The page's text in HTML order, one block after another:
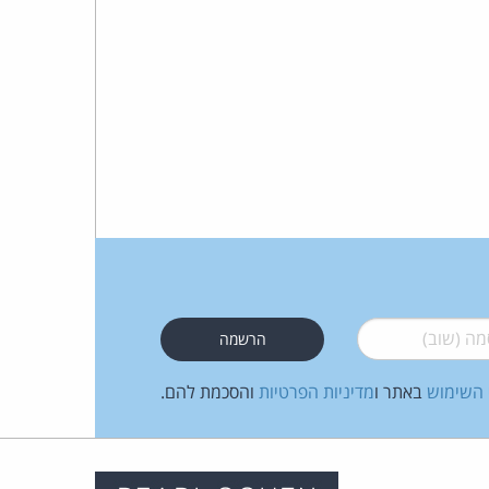
(שוב)*
השימוש באתר ומדיניות הפרטיות והסכמת להם.